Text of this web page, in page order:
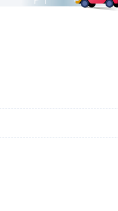
بلنگدگوی دیجیتال